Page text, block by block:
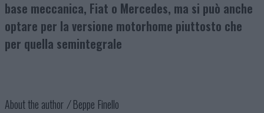
base meccanica, Fiat o Mercedes, ma si può anche
optare per la versione motorhome piuttosto che
per quella semintegrale
About the author ⁄Beppe Finello